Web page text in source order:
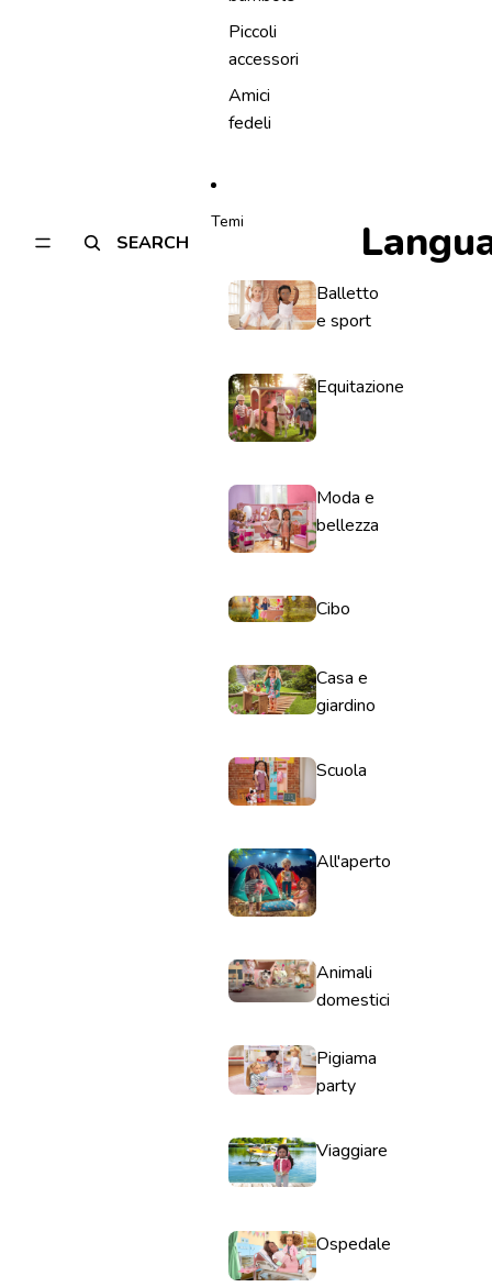
SEARCH
Piccoli
accessori
Amici
fedeli
Temi
Balletto
e sport
Equitazione
Moda e
bellezza
Cibo
Casa e
giardino
Scuola
All'aperto
Animali
domestici
Pigiama
party
Viaggiare
Ospedale